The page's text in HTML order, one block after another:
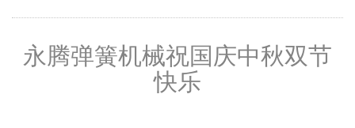
永腾弹簧机械祝国庆中秋双节
快乐